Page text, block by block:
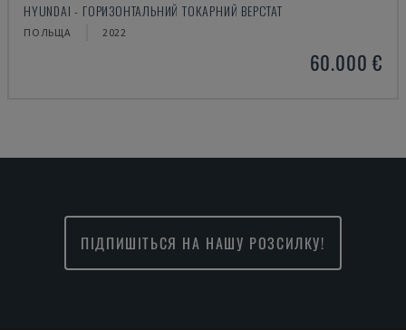
HYUNDAI - ГОРИЗОНТАЛЬНИЙ ТОКАРНИЙ ВЕРСТАТ
ПОЛЬЩА 2022
60.000 €
ПІДПИШІТЬСЯ НА НАШУ РОЗСИЛКУ!